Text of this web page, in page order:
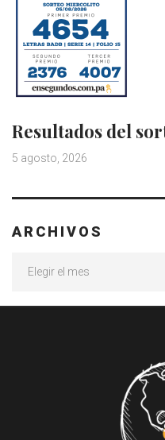
Resultados del
5 agosto, 2026
ARCHIVOS